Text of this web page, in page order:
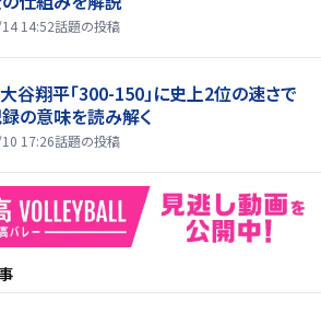
14:52話題の投稿
大谷翔平「300-150」に史上2位の速さで
の意味を読み解く
17:26話題の投稿